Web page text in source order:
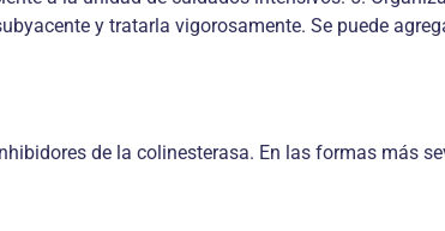
y tratarla vigorosamente. Se puede
de la colinesterasa. En las formas más